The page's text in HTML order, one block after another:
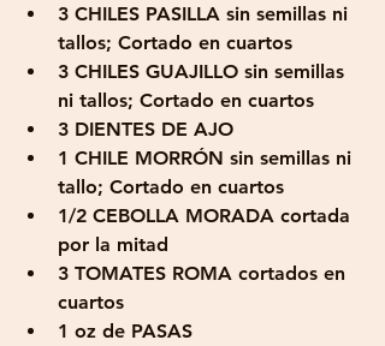
3 CHILES PASILLA sin semillas ni
tallos; Cortado en cuartos
3 CHILES GUAJILLO sin semillas
ni tallos; Cortado en cuartos
3 DIENTES DE AJO
1 CHILE MORRÓN sin semillas ni
tallo; Cortado en cuartos
1/2 CEBOLLA MORADA cortada
por la mitad
3 TOMATES ROMA cortados en
cuartos
1 oz de PASAS